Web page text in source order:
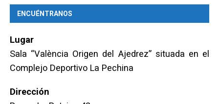
ENCUÉNTRANOS
Lugar
Sala “València Origen del Ajedrez” situada en el
Complejo Deportivo La Pechina
Dirección